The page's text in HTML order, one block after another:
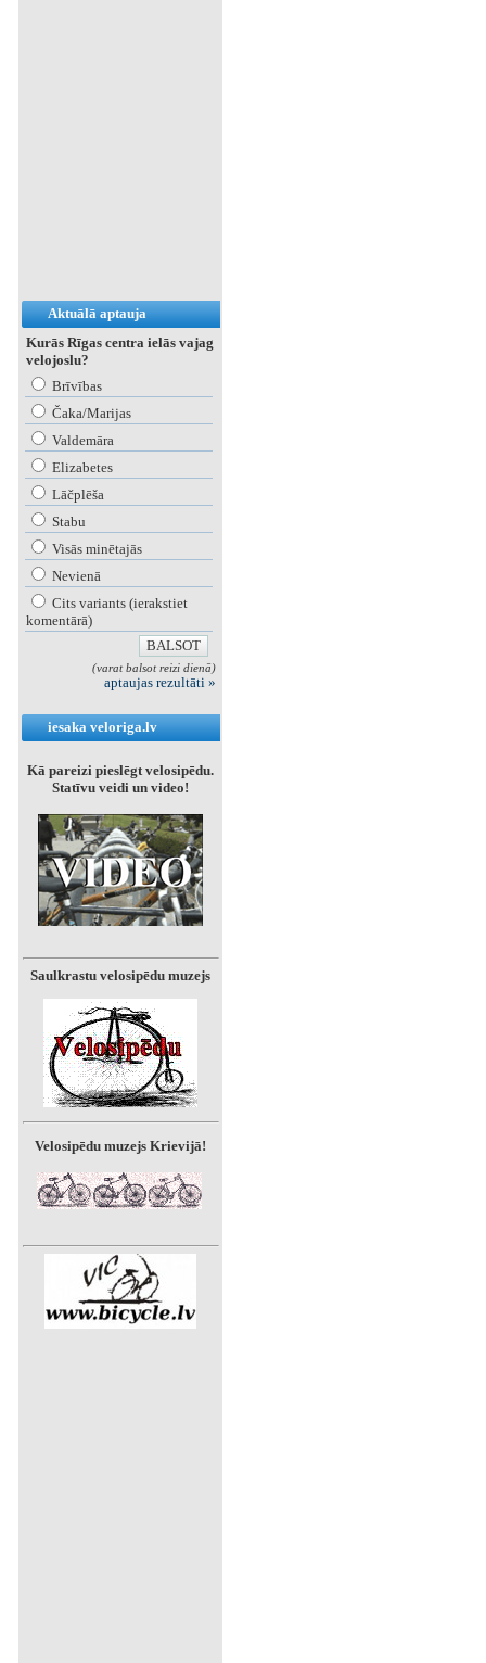
Aktuālā aptauja
Kurās Rīgas centra ielās vajag
velojoslu?
Brīvības
Čaka/Marijas
Valdemāra
Elizabetes
Lāčplēša
Stabu
Visās minētajās
Nevienā
Cits variants (ierakstiet
komentārā)
(varat balsot reizi dienā)
aptaujas rezultāti »
iesaka veloriga.lv
Kā pareizi pieslēgt velosipēdu.
Statīvu veidi un video!
Saulkrastu velosipēdu muzejs
Velosipēdu muzejs Krievijā!